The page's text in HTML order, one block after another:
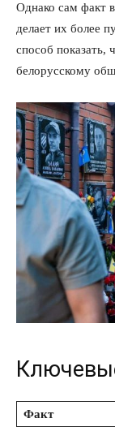
Однако сам факт
делает их более
способ показать,
белорусскому
Факт